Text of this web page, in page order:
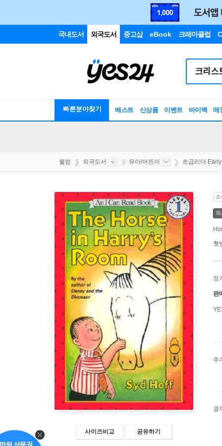
국내도서 외국도서 중고샵 eBook 크레마클럽
빠른분야찾기 베스트 신상품 이벤트 바이백 매
웰컴 외국도서 유아/어린이 초급리더
사이즈비교 공유하기
첫
정
판
추
결